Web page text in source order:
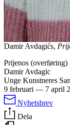
Damir Avdagićs,
Prijenos (overføring)
Damir Avdagic
Unge Kunstneres
9 februari — 7 april
Nyhetsbrev
Dela